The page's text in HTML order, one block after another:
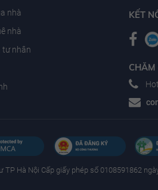
nhà
nhà
tư nhân
KẾT
CHĂM
TP Hà Nội Cấp giấy phép số 0108591862